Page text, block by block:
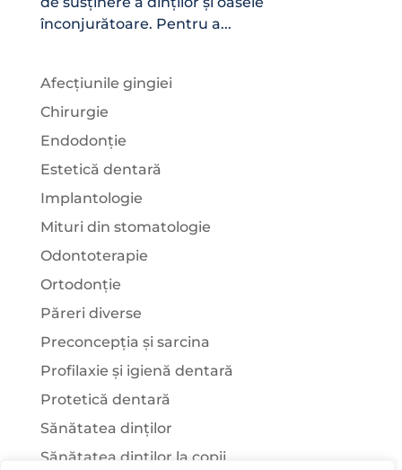
înconjurătoare. Pentru a...
Afecțiunile gingiei
Chirurgie
Endodonție
Estetică dentară
Implantologie
Mituri din stomatologie
Odontoterapie
Ortodonție
Păreri diverse
Preconcepția și sarcina
Profilaxie și igienă dentară
Protetică dentară
Sănătatea dinților
Sănătatea dinților la copii